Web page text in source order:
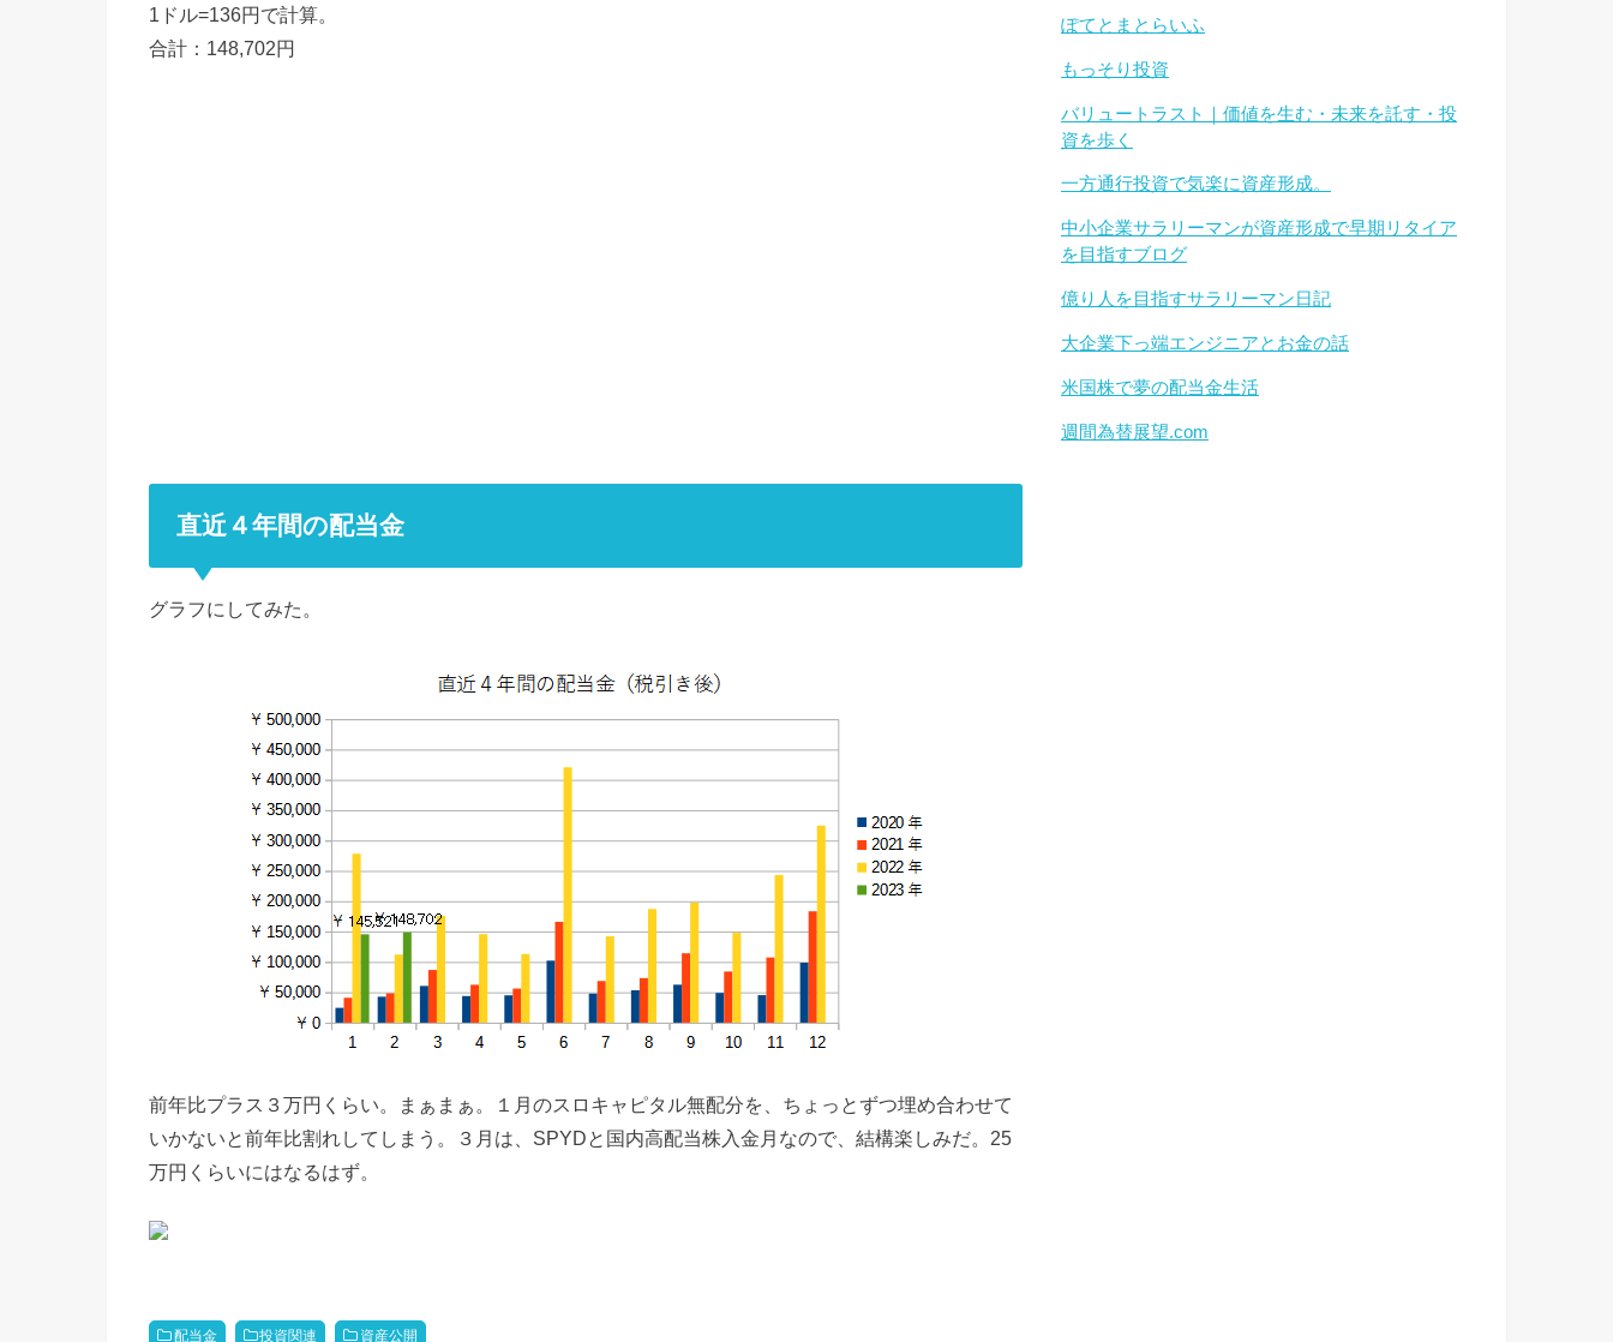
1ドル=136円で計算。
合計：148,702円
直近４年間の配当金
グラフにしてみた。
前年比プラス３万円くらい。まぁまぁ。１月のスロキャピタル無配分を、ちょっとずつ埋め合わせて
いかないと前年比割れしてしまう。３月は、SPYDと国内高配当株入金月なので、結構楽しみだ。25
万円くらいにはなるはず。
配当金 投資関連 資産公開
ぽてとまとらいふ
もっそり投資
バリュートラスト｜価値を生む・未来を託す・投
資を歩く
一方通行投資で気楽に資産形成。
中小企業サラリーマンが資産形成で早期リタイア
を目指すブログ
億り人を目指すサラリーマン日記
大企業下っ端エンジニアとお金の話
米国株で夢の配当金生活
週間為替展望.com